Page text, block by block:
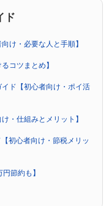
ド
け・必要な人と手順】
コツまとめ】
ド【初心者向け・ポイ活
・仕組みとメリット】
初心者向け・節税メリッ
節約も】